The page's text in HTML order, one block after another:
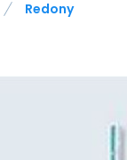
Redony